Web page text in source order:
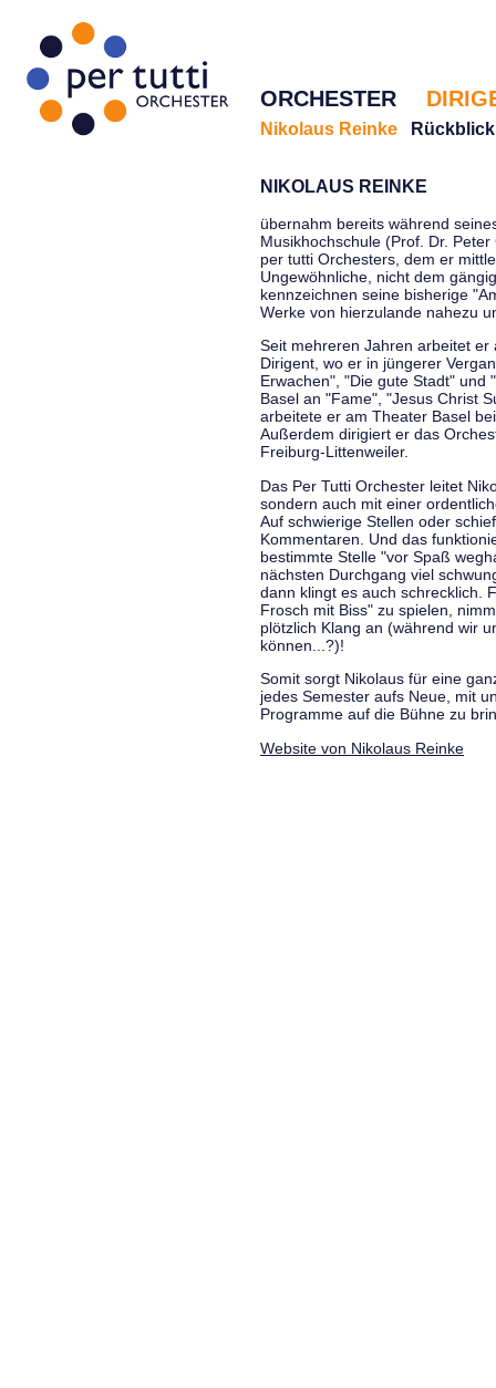
ORCHESTER
Nikolaus Reinke Rückblick
NIKOLAUS REINKE
übernahm bereits während
Musikhochschule (Prof. Dr.
per tutti Orchesters, dem er
Ungewöhnliche, nicht dem
kennzeichnen seine bisherige
Werke von hierzulande nahezu
Seit mehreren Jahren arbeitet
Dirigent, wo er in jüngerer
Erwachen", "Die gute Stadt" und
Basel an "Fame", "Jesus Christ
arbeitete er am Theater Basel
Außerdem dirigiert er das
Freiburg-Littenweiler.
Das Per Tutti Orchester leitet
sondern auch mit einer
Auf schwierige Stellen oder
Kommentaren. Und das
bestimmte Stelle "vor Spaß
nächsten Durchgang viel
dann klingt es auch schrecklich.
Frosch mit Biss" zu spielen,
plötzlich Klang an (während wir
können...?)!
Somit sorgt Nikolaus für eine
jedes Semester aufs Neue, mit
Programme auf die Bühne zu
Website von Nikolaus Reinke